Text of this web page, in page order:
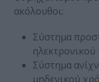
ακόλουθοι:
Σύστημα
Σύστημα
μηδενικού